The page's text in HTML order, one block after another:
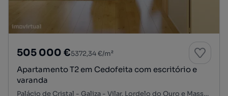
505 000 €5372,34 €/m²
Apartamento T2 em Cedofeita com escritório e
varanda
Palácio de Cristal - Galiza - Vilar, Lordelo do Ouro e Massarelos, Porto, Porto